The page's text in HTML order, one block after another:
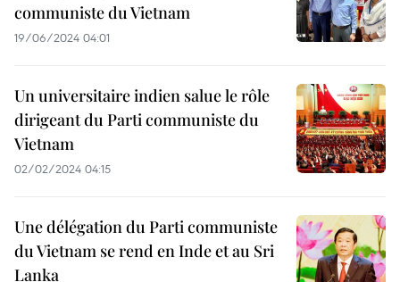
communiste du Vietnam
19/06/2024 04:01
Un universitaire indien salue le rôle
dirigeant du Parti communiste du
Vietnam
02/02/2024 04:15
Une délégation du Parti communiste
du Vietnam se rend en Inde et au Sri
Lanka